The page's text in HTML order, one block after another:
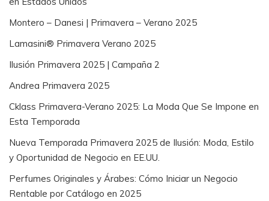
Montero – Danesi | Primavera – Verano 2025
Lamasini® Primavera Verano 2025
Ilusión Primavera 2025 | Campaña 2
Andrea Primavera 2025
Cklass Primavera-Verano 2025: La Moda Que Se Impone en
Esta Temporada
Nueva Temporada Primavera 2025 de Ilusión: Moda, Estilo
y Oportunidad de Negocio en EE.UU.
Perfumes Originales y Árabes: Cómo Iniciar un Negocio
Rentable por Catálogo en 2025